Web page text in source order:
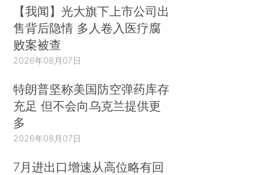
【我闻】光大旗下上市公司出
售背后隐情 多人卷入医疗腐
败案被查
2026年08月07日
特朗普坚称美国防空弹药库存
充足 但不会向乌克兰提供更
多
2026年08月07日
7月进出口增速从高位略有回